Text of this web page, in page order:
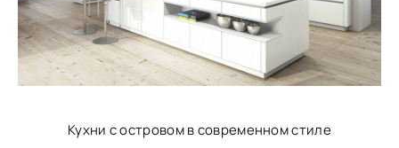
Кухни с островом в современном стиле